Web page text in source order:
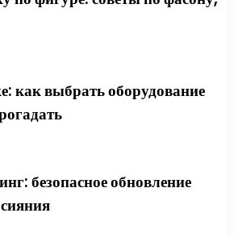
как выбрать оборудование
безопасное обновление